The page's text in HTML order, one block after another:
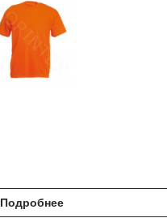
Подробнее